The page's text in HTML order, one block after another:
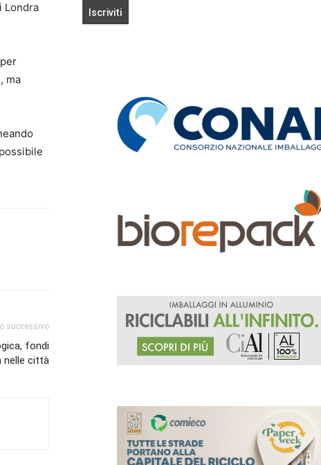
Londra
ma
successivo
fondi
nelle città